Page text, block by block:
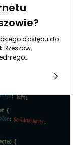
dostępu do
jego
to
ich pełny
który potrafi te
kilka kluczowych
na jakość i